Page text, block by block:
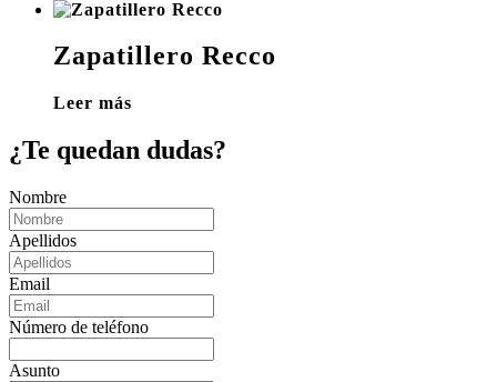
Zapatillero Recco
Leer más
¿Te quedan dudas?
Nombre
Apellidos
Email
Número de teléfono
Asunto